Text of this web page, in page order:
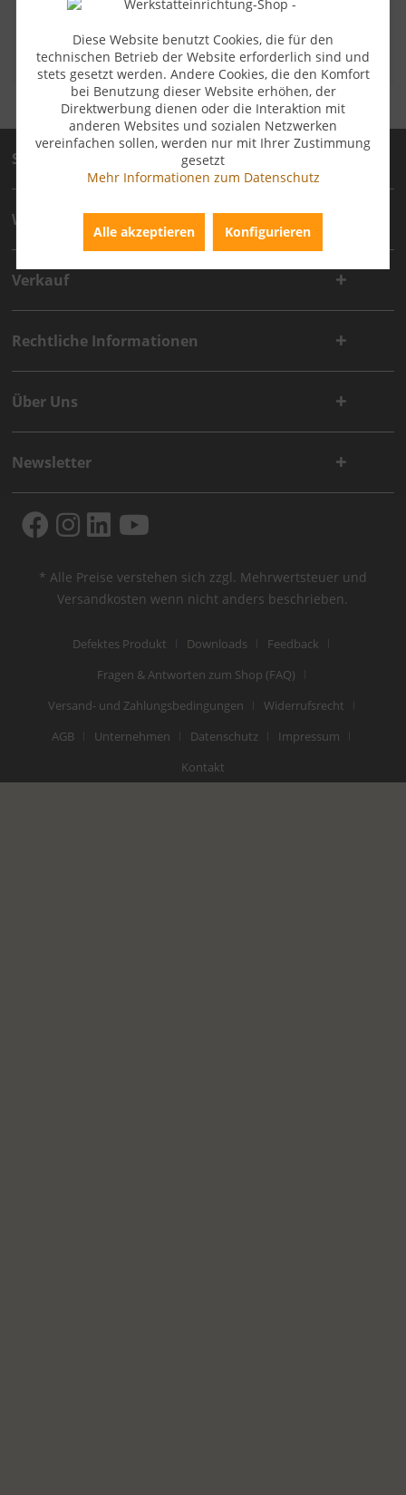
Service
Wichtige technische Artikelinformation
Verkauf
Rechtliche Informationen
Über Uns
Newsletter
* Alle Preise verstehen sich zzgl. Mehrwertsteuer und
Versandkosten wenn nicht anders beschrieben.
Defektes Produkt Downloads
Feedback
Fragen & Antworten zum Shop (FAQ)
Versand- und Zahlungsbedingungen
Widerrufsrecht
AGB
Unternehmen Datenschutz
Impressum
Kontakt
Diese Website benutzt Cookies, die für den
technischen Betrieb der Website erforderlich sind und
stets gesetzt werden. Andere Cookies, die den Komfort
bei Benutzung dieser Website erhöhen, der
Direktwerbung dienen oder die Interaktion mit
anderen Websites und sozialen Netzwerken
vereinfachen sollen, werden nur mit Ihrer Zustimmung
gesetzt
Mehr Informationen zum Datenschutz
Alle akzeptieren Konfigurieren